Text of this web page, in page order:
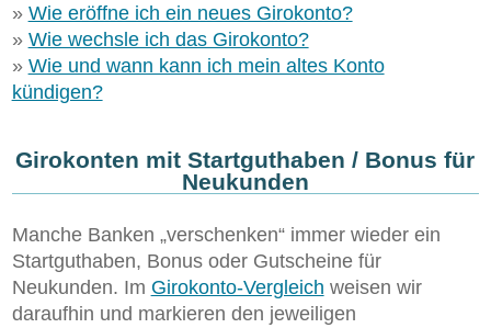
» Wie eröffne ich ein neues Girokonto?
» Wie wechsle ich das Girokonto?
» Wie und wann kann ich mein altes Konto
kündigen?
Girokonten mit Startguthaben / Bonus für
Neukunden
Manche Banken „verschenken“ immer wieder ein
Startguthaben, Bonus oder Gutscheine für
Neukunden. Im Girokonto-Vergleich weisen wir
daraufhin und markieren den jeweiligen